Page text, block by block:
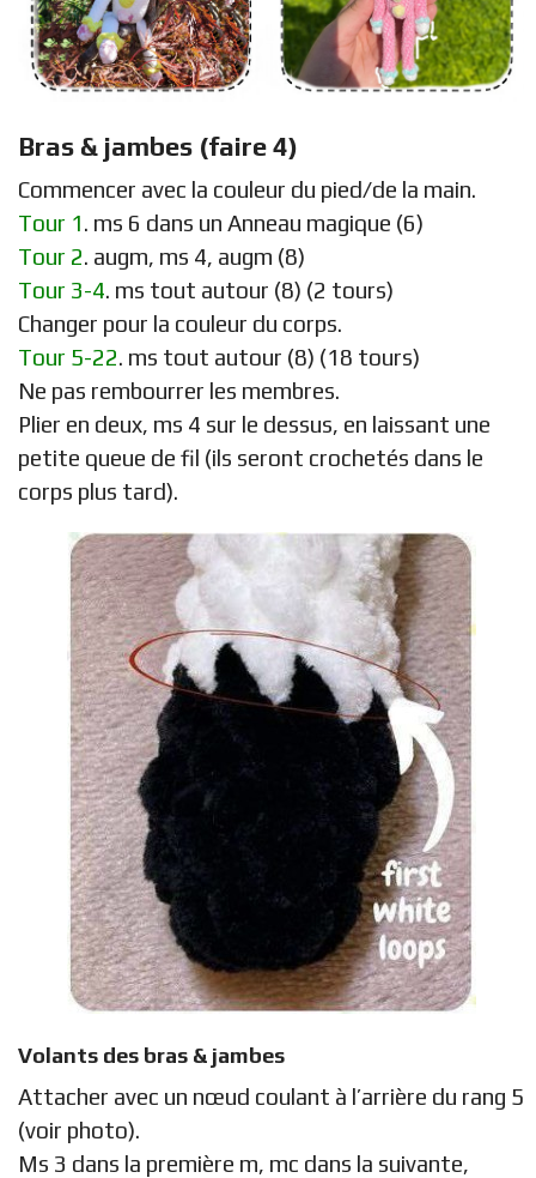
Bras & jambes (faire 4)
Commencer avec la couleur du pied/de la main.
Tour 1. ms 6 dans un Anneau magique (6)
Tour 2. augm, ms 4, augm (8)
Tour 3-4. ms tout autour (8) (2 tours)
Changer pour la couleur du corps.
Tour 5-22. ms tout autour (8) (18 tours)
Ne pas rembourrer les membres.
Plier en deux, ms 4 sur le dessus, en laissant une
petite queue de fil (ils seront crochetés dans le
corps plus tard).
Volants des bras & jambes
Attacher avec un nœud coulant à l’arrière du rang 5
(voir photo).
Ms 3 dans la première m, mc dans la suivante,